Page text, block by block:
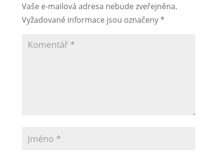
Vaše e-mailová adresa nebude zveřejněna.
Vyžadované informace jsou označeny*